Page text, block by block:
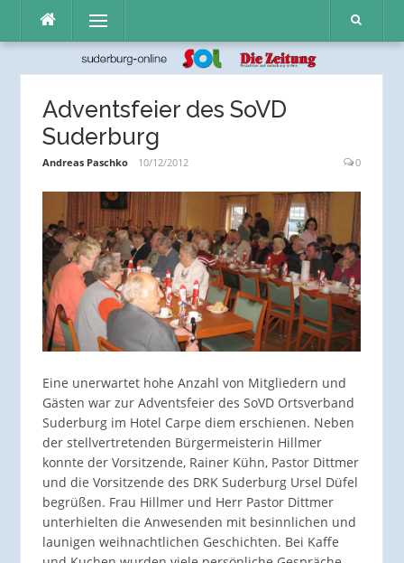
Inhalt
Menü
Adventsfeier des SoVD
Suderburg
Andreas Paschko 10/12/2012 0
Eine unerwartet hohe Anzahl von Mitgliedern und
Gästen war zur Adventsfeier des SoVD Ortsverband
Suderburg im Hotel Carpe diem erschienen. Neben
der stellvertretenden Bürgermeisterin Hillmer
konnte der Vorsitzende, Rainer Kühn, Pastor Dittmer
und die Vorsitzende des DRK Suderburg Ursel Düfel
begrüßen. Frau Hillmer und Herr Pastor Dittmer
unterhielten die Anwesenden mit besinnlichen und
launigen weihnachtlichen Geschichten. Bei Kaffe